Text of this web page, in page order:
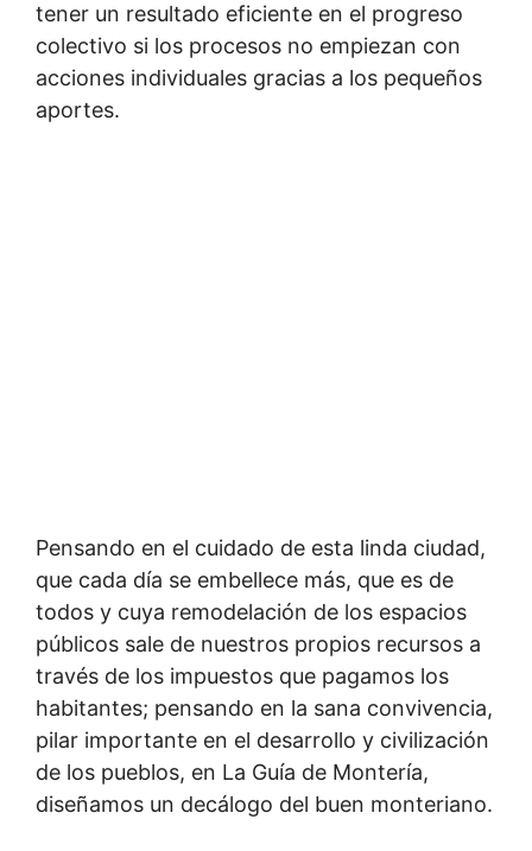
tener un resultado eficiente en el progreso
colectivo si los procesos no empiezan con
acciones individuales gracias a los pequeños
aportes.
Pensando en el cuidado de esta linda ciudad,
que cada día se embellece más, que es de
todos y cuya remodelación de los espacios
públicos sale de nuestros propios recursos a
través de los impuestos que pagamos los
habitantes; pensando en la sana convivencia,
pilar importante en el desarrollo y civilización
de los pueblos, en La Guía de Montería,
diseñamos un decálogo del buen monteriano.